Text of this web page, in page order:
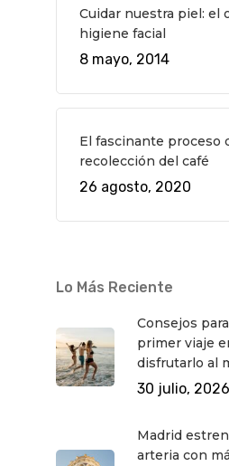
Cuidar nuestra piel: el
higiene facial
8 mayo, 2014
El fascinante proceso
recolección del café
26 agosto, 2020
Lo Más Reciente
Consejos
primer viaje
disfrutarlo al
30 julio, 2026
Madrid
arteria con